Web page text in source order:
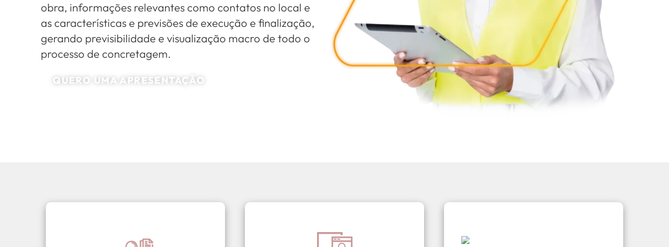
obra, informações relevantes como contatos no local e
as características e previsões de execução e finalização,
gerando previsibilidade e visualização macro de todo o
processo de concretagem.
QUERO UMA APRESENTAÇÃO